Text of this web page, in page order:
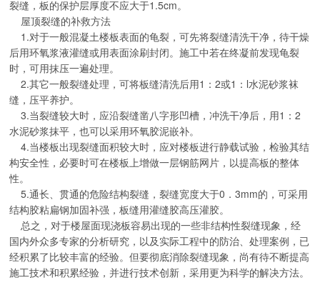
裂缝，板的保护层厚度不应大于1.5cm。
屋顶裂缝的补救方法
1.对于一般混凝土楼板表面的龟裂，可先将裂缝清洗干净，待干燥
后用环氧浆液灌缝或用表面涂刷封闭。施工中若在终凝前发现龟裂
时，可用抹压一遍处理。
2.其它一般裂缝处理，可将板缝清洗后用1：2或1：l水泥砂浆袜
缝，压平养护。
3.当裂缝较大时，应沿裂缝凿八字形凹槽，冲洗干净后，用1：2
水泥砂浆抹平，也可以采用环氧胶泥嵌补。
4.当楼板出现裂缝面积较大时，应对楼板进行静载试验，检验其结
构安全性，必要时可在楼板上增做一层钢筋网片，以提高板的整体
性。
5.通长、贯通的危险结构裂缝，裂缝宽度大于0．3mm的，可采用
结构胶粘扁钢加固补强，板缝用灌缝胶高压灌胶。
总之，对于楼屋面现浇板容易出现的一些非结构性裂缝现象，经
国内外众多专家的分析研究，以及实际工程中的防治、处理案例，已
经积累了比较丰富的经验。但要彻底消除裂缝现象，尚有待不断提高
施工技术和积累经验，并进行技术创新，采用更为科学的解决方法。